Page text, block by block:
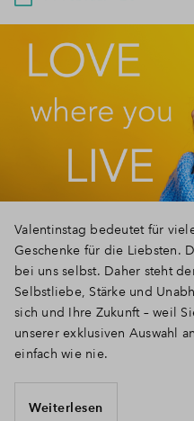
Valentinstag bedeutet für
Geschenke für die Liebsten.
bei uns selbst. Daher steht
Selbstliebe, Stärke und
sich und Ihre Zukunft – weil
unserer exklusiven Auswahl
einfach wie nie.
Weiterlesen